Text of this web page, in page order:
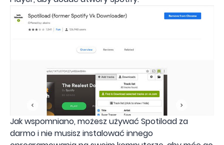
Jak wspomniano, możesz używać Spotiload za
darmo i nie musisz instalować innego